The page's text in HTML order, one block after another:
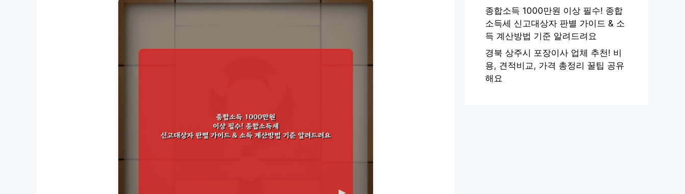
종합소득 1000만원 이상 필수! 종합
소득세 신고대상자 판별 가이드 & 소
득 계산방법 기준 알려드려요
경북 상주시 포장이사 업체 추천! 비
용, 견적비교, 가격 총정리 꿀팁 공유
해요